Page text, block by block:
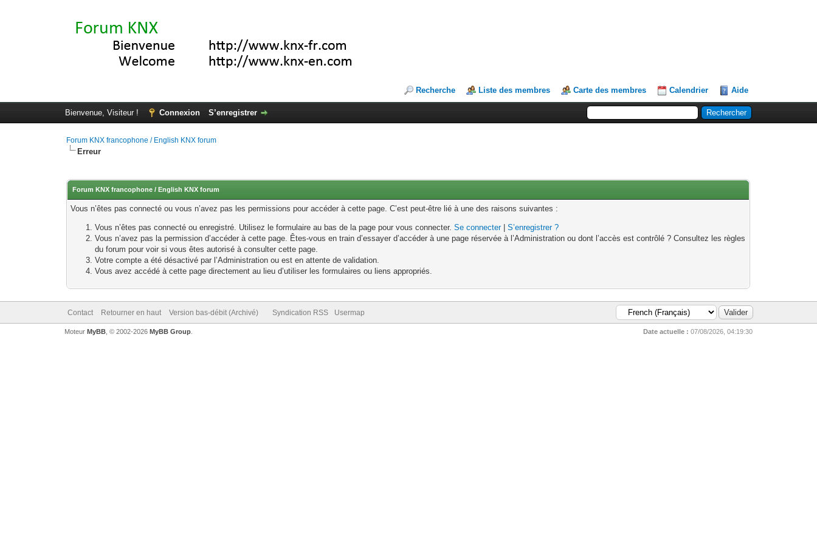
Recherche Liste des membres Carte des membres Calendrier Aide
Bienvenue, Visiteur ! Connexion S’enregistrer
Forum KNX francophone / English KNX forum
Erreur
Forum KNX francophone / English KNX forum
Vous n’êtes pas connecté ou vous n’avez pas les permissions pour accéder à cette page. C’est peut-être lié à une des raisons suivantes :
Vous n’êtes pas connecté ou enregistré. Utilisez le formulaire au bas de la page pour vous connecter.Se connecter|S’enregistrer ?
Vous n’avez pas la permission d’accéder à cette page. Êtes-vous en train d’essayer d’accéder à une page réservée à l’Administration ou dont l’accès est contrôlé ? Consultez les règles
du forum pour voir si vous êtes autorisé à consulter cette page.
Votre compte a été désactivé par l’Administration ou est en attente de validation.
Vous avez accédé à cette page directement au lieu d’utiliser les formulaires ou liens appropriés.
Contact Retourner en haut Version bas-débit (Archivé) Syndication RSS Usermap
Date actuelle : 07/08/2026, 04:19:30
Moteur MyBB, © 2002-2026 MyBB Group.